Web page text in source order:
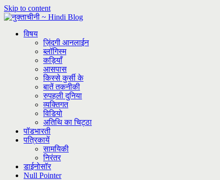
Skip to content
विषय
ज़िंदगी आनलाईन
ब्लॉगिस्म
कड़ियाँ
आसपास
किस्से कुर्सी के
बातें तकनीकी
रुपहली दुनिया
व्यक्तिगत
विडियो
अतिथि का चिट्ठा
पॉडभारती
पत्रिकायें
सामयिकी
निरंतर
डाईनोसॉर
Null Pointer